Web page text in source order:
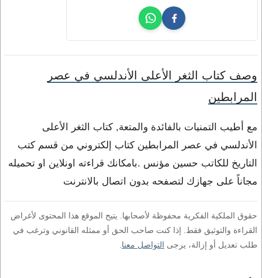
وصف كتاب الثغر الأعلى الأندلسي في عصر
المرابطين
مع أطيب التمنيات بالفائدة والمتعة, كتاب الثغر الأعلى
الأندلسي في عصر المرابطين كتاب إلكتروني من قسم كتب
التاريخ للكاتب حسين مؤنس .بامكانك قراءته اونلاين او تحميله
مجاناً على جهازك لتصفحه بدون اتصال بالانترنت
حقوق الملكية الفكرية محفوظة لأصحابها. يتيح الموقع هذا المحتوى لأغراض
القراءة والتوثيق فقط. إذا كنت صاحب الحق أو ممثله القانوني وترغب في
طلب تعديل أو إزالة، يرجى التواصل معنا